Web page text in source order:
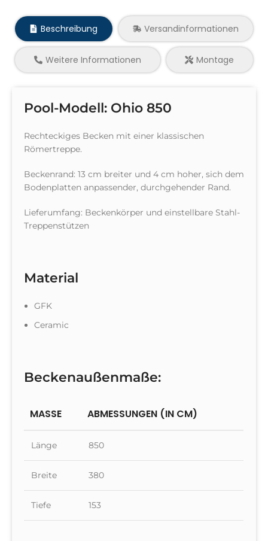
Beschreibung Versandinformationen
Weitere Informationen Montage
Pool-Modell: Ohio 850
Rechteckiges Becken mit einer klassischen
Römertreppe.
Beckenrand: 13 cm breiter und 4 cm hoher, sich dem
Bodenplatten anpassender, durchgehender Rand.
Lieferumfang: Beckenkörper und einstellbare Stahl-
Treppenstützen
Material
GFK
Ceramic
Beckenaußenmaße:
MASSE ABMESSUNGEN (IN CM)
Länge 850
Breite 380
Tiefe 153